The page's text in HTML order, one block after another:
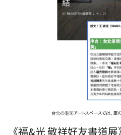
《福&光 敬祥好友書道